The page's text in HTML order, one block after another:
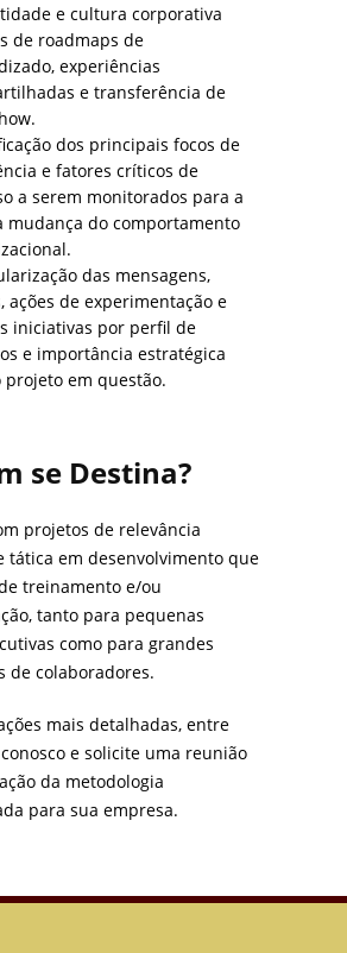
e cultura corporativa
de roadmaps de
experiências
e transferência de
dos principais focos de
e fatores críticos de
a serem monitorados para a
mudança do comportamento
das mensagens,
ações de experimentação e
iniciativas por perfil de
e importância estratégica
projeto em questão.
se Destina?
projetos de relevância
tática em desenvolvimento que
treinamento e/ou
tanto para pequenas
como para grandes
de colaboradores.
mais detalhadas, entre
conosco e solicite uma reunião
da metodologia
para sua empresa.